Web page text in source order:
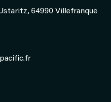
64990 Villefranque